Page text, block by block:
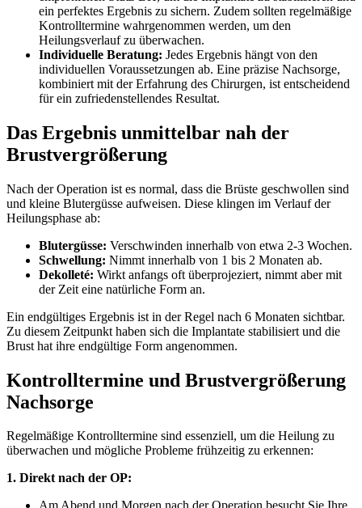
ein perfektes Ergebnis zu sichern. Zudem sollten regelmäßige
Kontrolltermine wahrgenommen werden, um den
Heilungsverlauf zu überwachen​.
Individuelle Beratung: Jedes Ergebnis hängt von den
individuellen Voraussetzungen ab. Eine präzise Nachsorge,
kombiniert mit der Erfahrung des Chirurgen, ist entscheidend
für ein zufriedenstellendes Resultat​.
Das Ergebnis unmittelbar nah der
Brustvergrößerung
Nach der Operation ist es normal, dass die Brüste geschwollen sind
und kleine Blutergüsse aufweisen. Diese klingen im Verlauf der
Heilungsphase ab:
Blutergüsse: Verschwinden innerhalb von etwa 2-3 Wochen.
Schwellung: Nimmt innerhalb von 1 bis 2 Monaten ab.
Dekolleté: Wirkt anfangs oft überprojeziert, nimmt aber mit
der Zeit eine natürliche Form an.
Ein endgültiges Ergebnis ist in der Regel nach 6 Monaten sichtbar.
Zu diesem Zeitpunkt haben sich die Implantate stabilisiert und die
Brust hat ihre endgültige Form angenommen.
Kontrolltermine und Brustvergrößerung
Nachsorge
Regelmäßige Kontrolltermine sind essenziell, um die Heilung zu
überwachen und mögliche Probleme frühzeitig zu erkennen:
1. Direkt nach der OP: